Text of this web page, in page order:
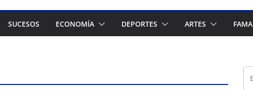
SUCESOS ECONOMÍA DEPORTES ARTES FAMA